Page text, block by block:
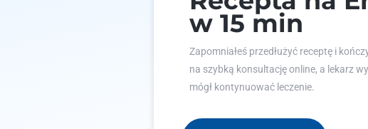
w 15 min
Zapomniałeś przedłużyć receptę i
na szybką konsultację online, a lekarz
mógł kontynuować leczenie.